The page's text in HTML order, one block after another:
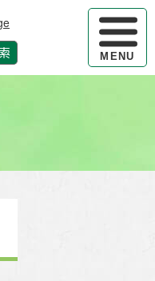
ハンバー
MENU